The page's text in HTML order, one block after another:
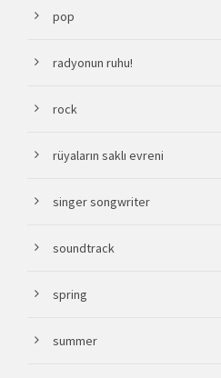
pop
radyonun ruhu!
rock
rüyaların saklı evreni
singer songwriter
soundtrack
spring
summer